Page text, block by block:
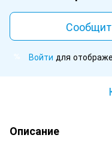
Войти для
Описание